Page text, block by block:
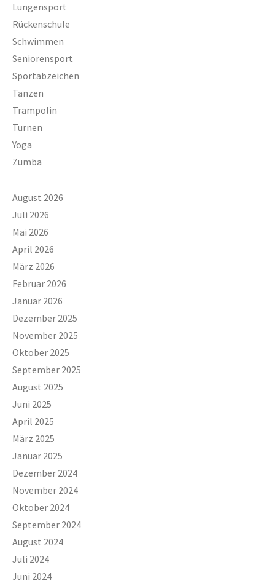
Mitgliedschaft
Kontakt
Datenschutzerklärung
Impressum
Datenschutzerklärung
Lungensport
Rückenschule
Schwimmen
Seniorensport
Sportabzeichen
Tanzen
Trampolin
Turnen
Yoga
Zumba
August 2026
Juli 2026
Mai 2026
April 2026
März 2026
Februar 2026
Januar 2026
Dezember 2025
November 2025
Oktober 2025
September 2025
August 2025
Juni 2025
April 2025
März 2025
Januar 2025
Dezember 2024
November 2024
Oktober 2024
September 2024
August 2024
Juli 2024
Juni 2024